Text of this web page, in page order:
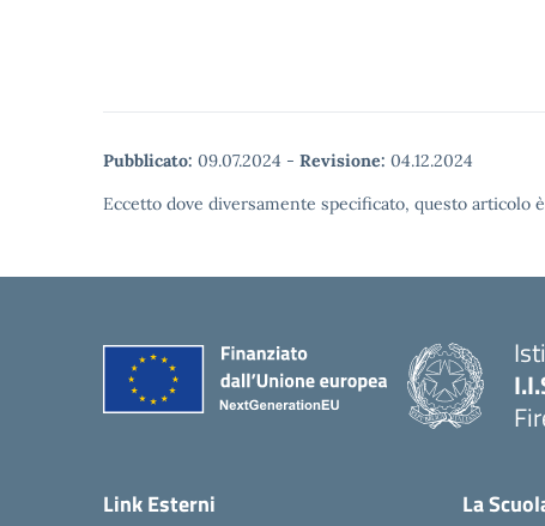
Pubblicato: 09.07.2024 - Revisione: 04.12.2024
Eccetto dove diversamente specificato, questo
Link Esterni La